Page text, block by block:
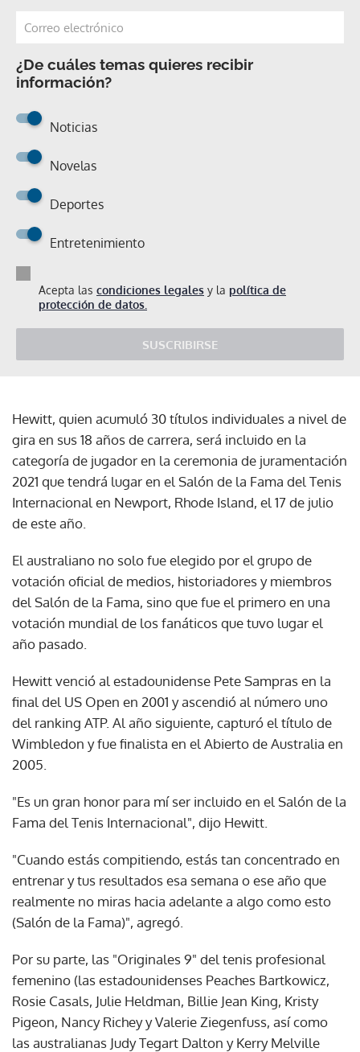
¿De cuáles temas quieres recibir
información?
Noticias
Novelas
Deportes
Entretenimiento
Acepta las condiciones legales y la política de
protección de datos.
SUSCRIBIRSE
Hewitt, quien acumuló 30 títulos individuales a nivel de
gira en sus 18 años de carrera, será incluido en la
categoría de jugador en la ceremonia de juramentación
2021 que tendrá lugar en el Salón de la Fama del Tenis
Internacional en Newport, Rhode Island, el 17 de julio
de este año.
El australiano no solo fue elegido por el grupo de
votación oficial de medios, historiadores y miembros
del Salón de la Fama, sino que fue el primero en una
votación mundial de los fanáticos que tuvo lugar el
año pasado.
Hewitt venció al estadounidense Pete Sampras en la
final del US Open en 2001 y ascendió al número uno
del ranking ATP. Al año siguiente, capturó el título de
Wimbledon y fue finalista en el Abierto de Australia en
2005.
"Es un gran honor para mí ser incluido en el Salón de la
Fama del Tenis Internacional", dijo Hewitt.
"Cuando estás compitiendo, estás tan concentrado en
entrenar y tus resultados esa semana o ese año que
realmente no miras hacia adelante a algo como esto
(Salón de la Fama)", agregó.
Por su parte, las "Originales 9" del tenis profesional
femenino (las estadounidenses Peaches Bartkowicz,
Rosie Casals, Julie Heldman, Billie Jean King, Kristy
Pigeon, Nancy Richey y Valerie Ziegenfuss, así como
las australianas Judy Tegart Dalton y Kerry Melville